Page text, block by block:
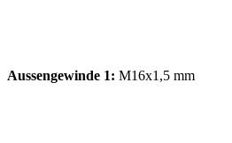
Aussengewinde 1: M16x1,5 mm